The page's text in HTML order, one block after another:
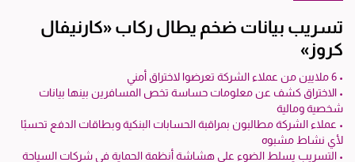
تسريب بيانات ضخم يطال ركاب «كارنيفال
كروز»
• 6 ملايين من عملاء الشركة تعرضوا لاختراق أمني
• الاختراق كشف عن معلومات حساسة تخص المسافرين بينها بيانات
شخصية ومالية
• عملاء الشركة مطالبون بمراقبة الحسابات البنكية وبطاقات الدفع تحسبًا
لأي نشاط مشبوه
• التسريب يسلط الضوء على هشاشة أنظمة الحماية في شركات السياحة